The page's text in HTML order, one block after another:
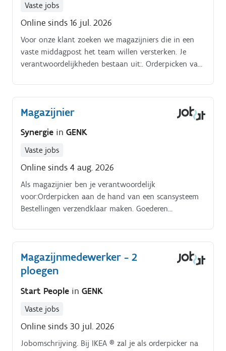
Vaste jobs
Online sinds 16 jul. 2026
Voor onze klant zoeken we magazijniers die in een
vaste middagpost het team willen versterken. Je
verantwoordelijkheden bestaan uit:. Orderpicken van
uitvoeren van de gepickte goederen.
Magazijnier
Synergie in GENK
Vaste jobs
Online sinds 4 aug. 2026
Als magazijnier ben je verantwoordelijk
voor:Orderpicken aan de hand van een scansysteem
Bestellingen verzendklaar maken. Goederen
Magazijnmedewerker - 2
ploegen
Start People in GENK
Vaste jobs
Online sinds 30 jul. 2026
Jobomschrijving. Bij IKEA ® zal je als orderpicker na